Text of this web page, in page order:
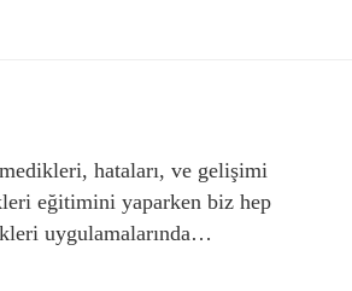
hataları, ve gelişimi
eğitimini yaparken biz hep
uygulamalarında…